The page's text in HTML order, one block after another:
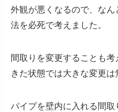
外観が悪くなるので、な
法を必死で考えました。
間取りを変更することも
きた状態では大きな変更は
パイプを壁内に入れる間